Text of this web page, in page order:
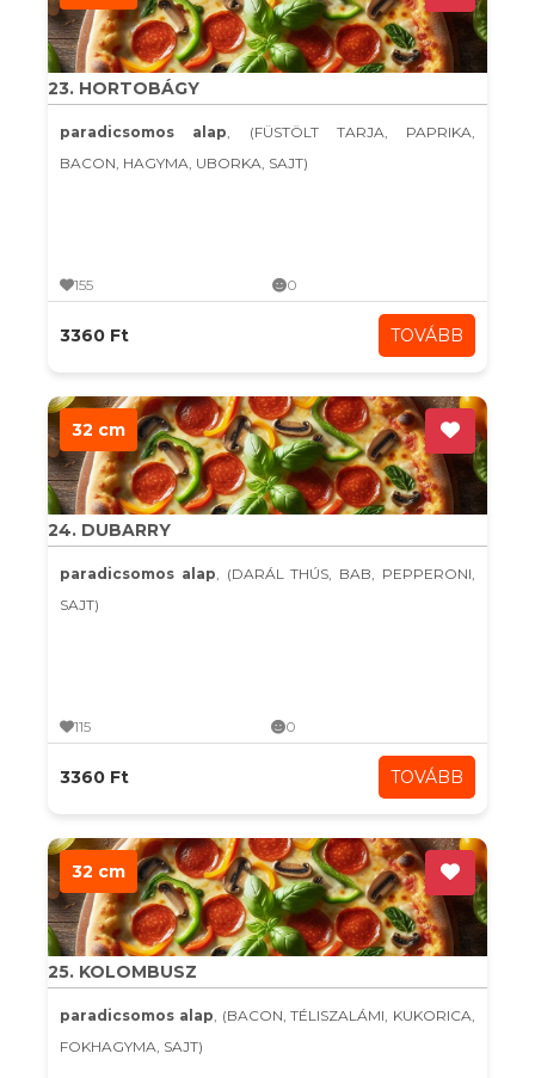
23. HORTOBÁGY
paradicsomos alap, (FÜSTÖLT TARJA, PAPRIKA,
BACON, HAGYMA, UBORKA, SAJT)
155 0
3360 Ft TOVÁBB
32 cm
24. DUBARRY
paradicsomos alap, (DARÁL THÚS, BAB, PEPPERONI,
SAJT)
115 0
3360 Ft TOVÁBB
32 cm
25. KOLOMBUSZ
paradicsomos alap, (BACON, TÉLISZALÁMI, KUKORICA,
FOKHAGYMA, SAJT)